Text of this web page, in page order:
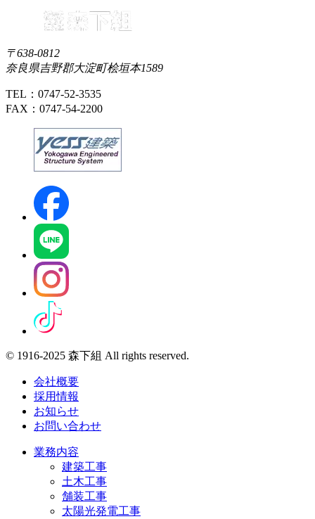
〒638-0812
奈良県吉野郡大淀町桧垣本1589
TEL：0747-52-3535
FAX：0747-54-2200
© 1916-2025 森下組 All rights reserved.
会社概要
採用情報
お知らせ
お問い合わせ
業務内容
建築工事
土木工事
舗装工事
太陽光発電工事